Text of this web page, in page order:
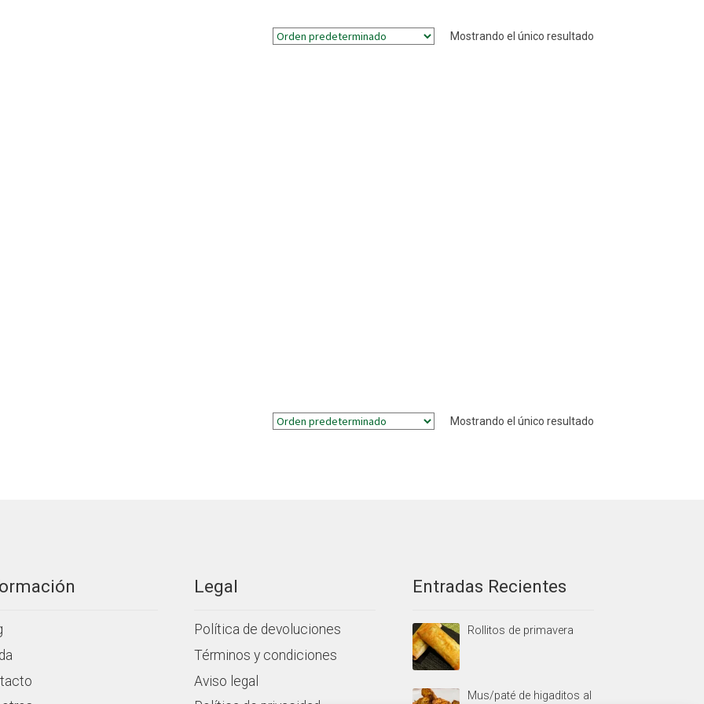
Mostrando el único resultado
Mostrando el único resultado
Legal
Política de devoluciones
Términos y condiciones
Aviso legal
Entradas Recientes
Rollitos de primavera
Mus/paté de higaditos al